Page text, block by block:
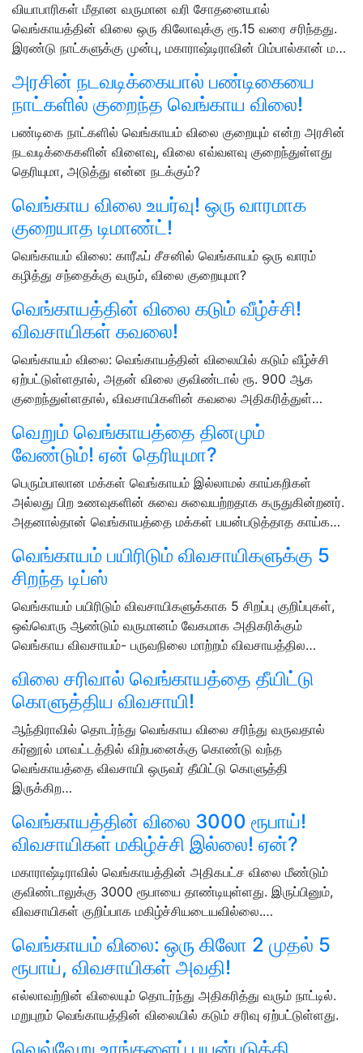
வியாபாரிகள் மீதான வருமான வரி சோதனையால்
வெங்காயத்தின் விலை ஒரு கிலோவுக்கு ரூ.15 வரை சரிந்தது.
இரண்டு நாட்களுக்கு முன்பு, மகாராஷ்டிராவின் பிம்பால்கான் ம…
அரசின் நடவடிக்கையால் பண்டிகையை
நாட்களில் குறைந்த வெங்காய விலை!
பண்டிகை நாட்களில் வெங்காயம் விலை குறையும் என்ற அரசின்
நடவடிக்கைகளின் விளைவு, விலை எவ்வளவு குறைந்துள்ளது
தெரியுமா, அடுத்து என்ன நடக்கும்?
வெங்காய விலை உயர்வு! ஒரு வாரமாக
குறையாத டிமாண்ட்!
வெங்காயம் விலை: காரீஃப் சீசனில் வெங்காயம் ஒரு வாரம்
கழித்து சந்தைக்கு வரும், விலை குறையுமா?
வெங்காயத்தின் விலை கடும் வீழ்ச்சி!
விவசாயிகள் கவலை!
வெங்காயம் விலை: வெங்காயத்தின் விலையில் கடும் வீழ்ச்சி
ஏற்பட்டுள்ளதால், அதன் விலை குவிண்டால் ரூ. 900 ஆக
குறைந்துள்ளதால், விவசாயிகளின் கவலை அதிகரித்துள்…
வெறும் வெங்காயத்தை தினமும்
வேண்டும்! ஏன் தெரியுமா?
பெரும்பாலான மக்கள் வெங்காயம் இல்லாமல் காய்கறிகள்
அல்லது பிற உணவுகளின் சுவை சுவையற்றதாக கருதுகின்றனர்.
அதனால்தான் வெங்காயத்தை மக்கள் பயன்படுத்தாத காய்க…
வெங்காயம் பயிரிடும் விவசாயிகளுக்கு 5
சிறந்த டிப்ஸ்
வெங்காயம் பயிரிடும் விவசாயிகளுக்காக 5 சிறப்பு குறிப்புகள்,
ஒவ்வொரு ஆண்டும் வருமானம் வேகமாக அதிகரிக்கும்
வெங்காய விவசாயம்- பருவநிலை மாற்றம் விவசாயத்தில…
விலை சரிவால் வெங்காயத்தை தீயிட்டு
கொளுத்திய விவசாயி!
ஆந்திராவில் தொடர்ந்து வெங்காய விலை சரிந்து வருவதால்
கர்னூல் மாவட்டத்தில் விற்பனைக்கு கொண்டு வந்த
வெங்காயத்தை விவசாயி ஒருவர் தீயிட்டு கொளுத்தி
இருக்கிற…
வெங்காயத்தின் விலை 3000 ரூபாய்!
விவசாயிகள் மகிழ்ச்சி இல்லை! ஏன்?
மகாராஷ்டிராவில் வெங்காயத்தின் அதிகபட்ச விலை மீண்டும்
குவிண்டாலுக்கு 3000 ரூபாயை தாண்டியுள்ளது. இருப்பினும்,
விவசாயிகள் குறிப்பாக மகிழ்ச்சியடையவில்லை.…
வெங்காயம் விலை: ஒரு கிலோ 2 முதல் 5
ரூபாய், விவசாயிகள் அவதி!
எல்லாவற்றின் விலையும் தொடர்ந்து அதிகரித்து வரும் நாட்டில்.
மறுபுறம் வெங்காயத்தின் விலையில் கடும் சரிவு ஏற்பட்டுள்ளது.